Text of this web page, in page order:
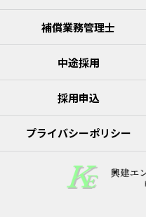
補償業務管理士
中途採用
採用申込
プライバシーポリシー